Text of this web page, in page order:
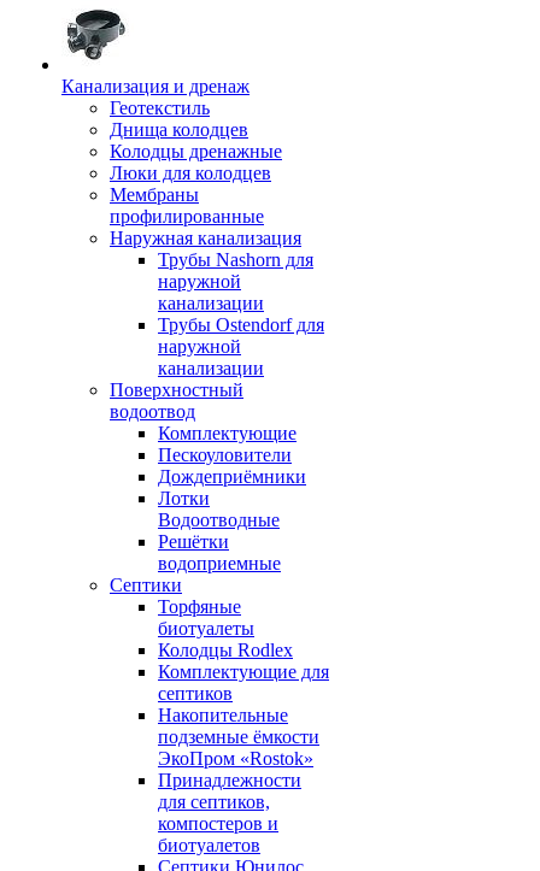
Канализация и дренаж
Геотекстиль
Днища колодцев
Колодцы дренажные
Люки для колодцев
Мембраны
профилированные
Наружная канализация
Трубы Nashorn для
наружной
канализации
Трубы Ostendorf для
наружной
канализации
Поверхностный
водоотвод
Комплектующие
Пескоуловители
Дождеприёмники
Лотки
Водоотводные
Решётки
водоприемные
Септики
Торфяные
биотуалеты
Колодцы Rodlex
Комплектующие для
септиков
Накопительные
подземные ёмкости
ЭкоПром «Rostok»
Принадлежности
для септиков,
компостеров и
биотуалетов